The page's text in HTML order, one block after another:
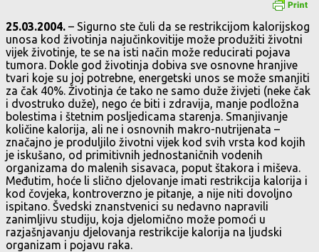
25.03.2004. – Sigurno ste čuli da se restrikcijom kalorijskog
unosa kod životinja najučinkovitije može produžiti životni
vijek životinje, te se na isti način može reducirati pojava
tumora. Dokle god životinja dobiva sve osnovne hranjive
tvari koje su joj potrebne, energetski unos se može smanjiti
za čak 40%. Životinja će tako ne samo duže živjeti (neke čak
i dvostruko duže), nego će biti i zdravija, manje podložna
bolestima i štetnim posljedicama starenja. Smanjivanje
količine kalorija, ali ne i osnovnih makro-nutrijenata –
značajno je produljilo životni vijek kod svih vrsta kod kojih
je iskušano, od primitivnih jednostaničnih vodenih
organizama do malenih sisavaca, poput štakora i miševa.
Međutim, hoće li slično djelovanje imati restrikcija kalorija i
kod čovjeka, kontroverzno je pitanje, a nije niti dovoljno
ispitano. Švedski znanstvenici su nedavno napravili
zanimljivu studiju, koja djelomično može pomoći u
razjašnjavanju djelovanja restrikcije kalorija na ljudski
organizam i pojavu raka.